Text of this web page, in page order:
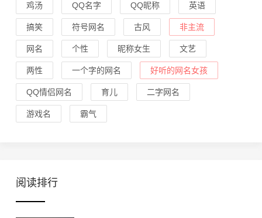
鸡汤 QQ名字 QQ昵称 英语
搞笑 符号网名 古风 非主流
网名 个性 昵称女生 文艺
两性 一个字的网名 好听的网名女孩
QQ情侣网名 育儿 二字网名
游戏名 霸气
阅读排行